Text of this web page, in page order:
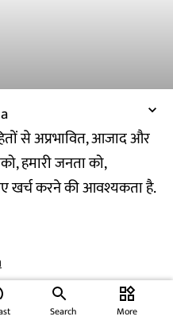
से अप्रभावित, आजाद और
हमारी जनता को,
खर्च करने की आवश्यकता है.
Search
widgets
More